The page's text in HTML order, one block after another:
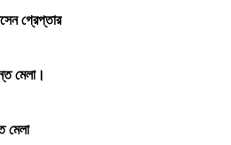
গ্রেপ্তার
মেলা।
মেলা